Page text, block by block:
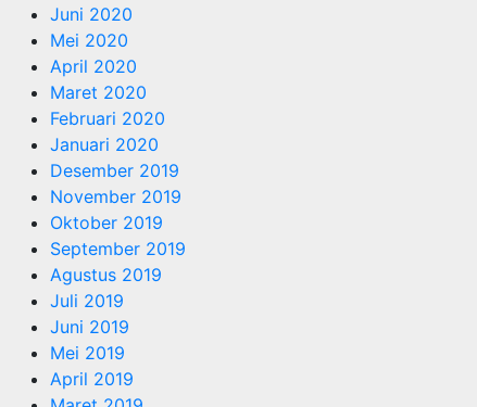
Juni 2020
Mei 2020
April 2020
Maret 2020
Februari 2020
Januari 2020
Desember 2019
November 2019
Oktober 2019
September 2019
Agustus 2019
Juli 2019
Juni 2019
Mei 2019
April 2019